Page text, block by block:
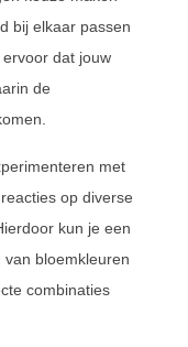
bij elkaar passen
dat jouw
de
met
op diverse
kun je een
bloemkleuren
combinaties